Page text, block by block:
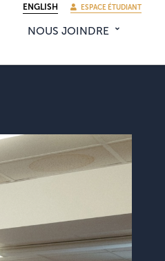
ENGLISH ESPACE ÉTUDIANT
NOUS JOINDRE